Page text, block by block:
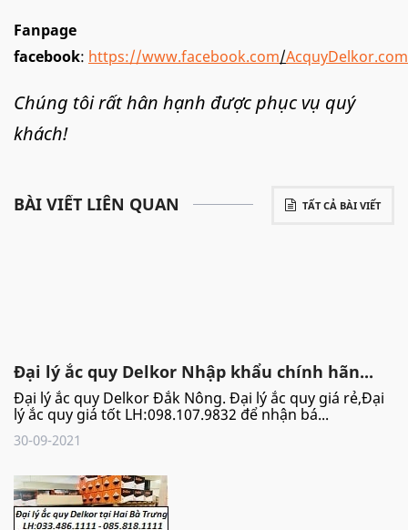
Fanpage
facebook: https://www.facebook.com/AcquyDelkor.com
Chúng tôi rất hân hạnh được phục vụ quý
khách!
TẤT CẢ BÀI VIẾT
BÀI VIẾT LIÊN QUAN
Đại lý ắc quy Delkor Nhập khẩu chính hãn...
Đại lý ắc quy Delkor Đắk Nông. Đại lý ắc quy giá rẻ,Đại
lý ắc quy giá tốt LH:098.107.9832 để nhận bá...
30-09-2021